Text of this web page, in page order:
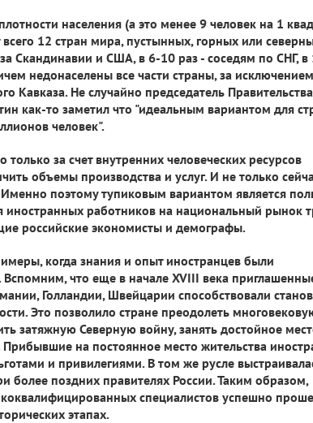
населения (а это менее 9 человек на 1
12 стран мира, пустынных, горных или
Скандинавии и США, в 6-10 раз - соседям по СНГ, в
недонаселены все части страны, за исключением
Кавказа. Не случайно председатель
как-то заметил что "идеальным вариантом для
человек".
только за счет внутренних человеческих ресурсов
объемы производства и услуг. И не только
поэтому тупиковым вариантом является
иностранных работников на национальный рынок
российские экономисты и демографы.
когда знания и опыт иностранцев были
Вспомним, что еще в начале XVIII века
Голландии, Швейцарии способствовали
Это позволило стране преодолеть
затяжную Северную войну, занять достойное
на постоянное место жительства
и привилегиями. В том же русле
более поздних правителях России. Таким образом,
специалистов успешно
этапах.